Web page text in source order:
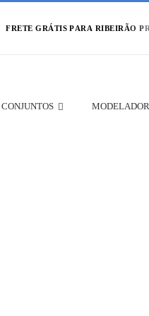
CONJUNTOS MODELADOR